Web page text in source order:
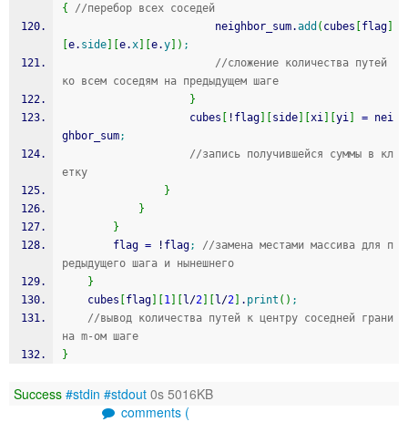
{
//перебор всех соседей
                        neighbor_sum.
add ( cubes flag
e. side e.x e.y ) ;
//сложение количества путей
ко всем соседям на предыдущем шаге
}
                    cubes
! flag side xi yi = nei
ghbor_sum;
//запись получившейся суммы в кл
етку
}
}
}
        flag
= ! flag;
//замена местами массива для п
редыдущего шага и нынешнего
}
    cubes
flag 1 l/2 l/2 . print ( ) ;
//вывод количества путей к центру соседней грани
на m-ом шаге
}
Success #stdin #stdout 0s 5016KB
comments (